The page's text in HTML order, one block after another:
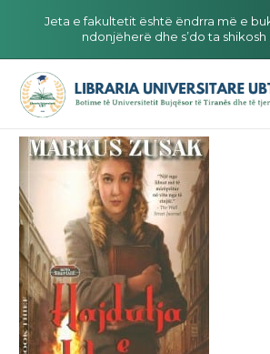
Jeta e fakultetit është ëndrra më e
ndonjëherë dhe s’do ta shikosh